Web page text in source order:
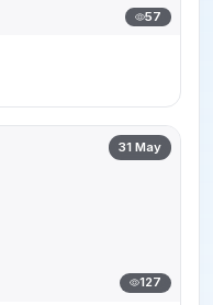
57
31 May
127